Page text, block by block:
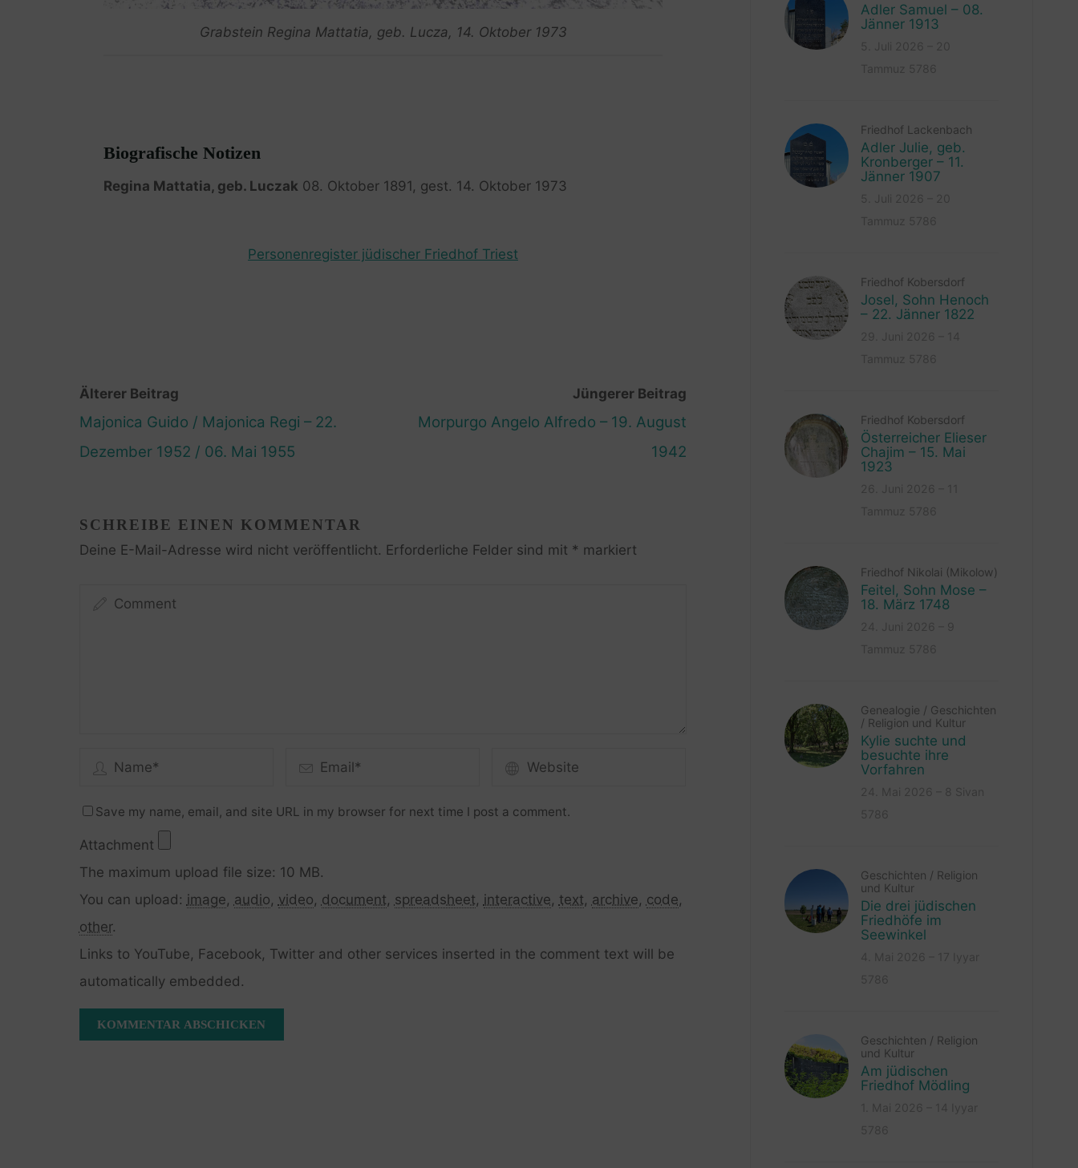
Grabstein Regina Mattatia, geb. Lucza, 14. Oktober 1973
Biografische Notizen
Regina Mattatia, geb. Luczak 08. Oktober 1891, gest. 14. Oktober 1973
Personenregister jüdischer Friedhof Triest
Älterer Beitrag
Majonica Guido / Majonica Regi – 22.
Dezember 1952 / 06. Mai 1955
Jüngerer Beitrag
Morpurgo Angelo Alfredo – 19. August
1942
SCHREIBE EINEN KOMMENTAR
Deine E-Mail-Adresse wird nicht veröffentlicht. Erforderliche Felder sind mit * markiert
Save my name, email, and site URL in my browser for next time I post a comment.
Attachment
The maximum upload file size: 10 MB.
You can upload: image, audio, video, document, spreadsheet, interactive, text, archive, code,
other.
Links to YouTube, Facebook, Twitter and other services inserted in the comment text will be
automatically embedded.
Adler Samuel – 08.
Jänner 1913
Friedhof Lackenbach
Adler Julie, geb.
Kronberger – 11.
Jänner 1907
Friedhof Kobersdorf
Josel, Sohn Henoch
– 22. Jänner 1822
Friedhof Kobersdorf
Österreicher Elieser
Chajim – 15. Mai
1923
Friedhof Nikolai (Mikolow)
Feitel, Sohn Mose –
18. März 1748
Genealogie / Geschichten
/ Religion und Kultur
Kylie suchte und
besuchte ihre
Vorfahren
Geschichten / Religion
und Kultur
Die drei jüdischen
Friedhöfe im
Seewinkel
Geschichten / Religion
und Kultur
Am jüdischen
Friedhof Mödling